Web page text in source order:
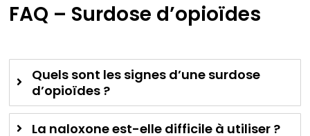
FAQ – Surdose d’opioïdes
Quels sont les signes d’une surdose
d’opioïdes ?
La naloxone est-elle difficile à utiliser ?